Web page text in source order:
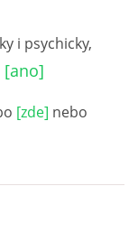
i psychicky,
[ano]
[zde] nebo